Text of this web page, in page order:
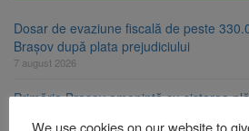
Dosar de evaziune fiscală de peste
Brașov după plata prejudiciului
7 august 2026
Primăria Brașov amenință cu sistarea
We use cookies on our website to